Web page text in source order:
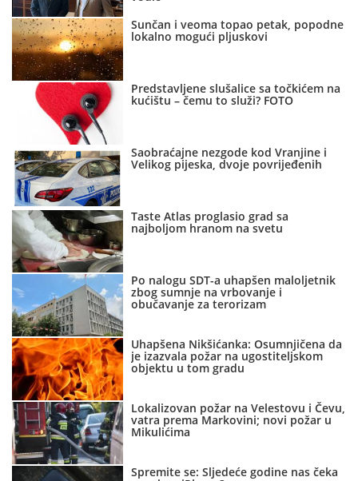
Sunčan i veoma topao petak, popodne
lokalno mogući pljuskovi
Predstavljene slušalice sa točkićem na
kućištu – čemu to služi? FOTO
Saobraćajne nezgode kod Vranjine i
Velikog pijeska, dvoje povrijeđenih
Taste Atlas proglasio grad sa
najboljom hranom na svetu
Po nalogu SDT-a uhapšen maloljetnik
zbog sumnje na vrbovanje i
obučavanje za terorizam
Uhapšena Nikšićanka: Osumnjičena da
je izazvala požar na ugostiteljskom
objektu u tom gradu
Lokalizovan požar na Velestovu i Čevu,
vatra prema Markovini; novi požar u
Mikulićima
Spremite se: Sljedeće godine nas čeka